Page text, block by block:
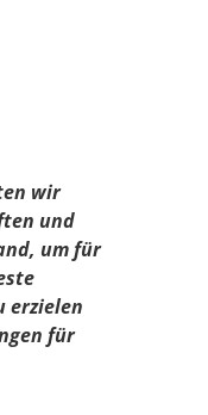
wir
und
um für
erzielen
für